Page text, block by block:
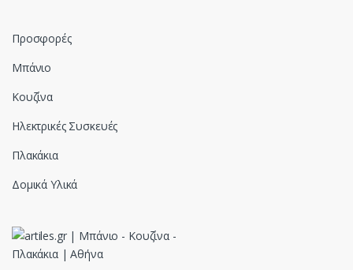
Προσφορές
Μπάνιο
Κουζίνα
Ηλεκτρικές Συσκευές
Πλακάκια
Δομικά Υλικά